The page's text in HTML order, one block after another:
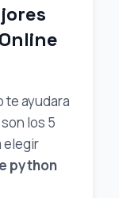
ayudara
los 5
elegir
python